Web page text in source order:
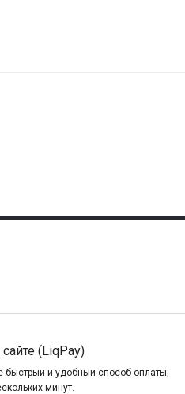
(LiqPay)
быстрый и удобный способ оплаты,
минут.